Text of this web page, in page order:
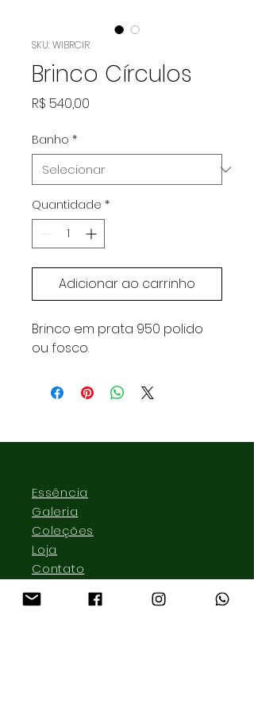
SKU: WIBRCIR
Brinco Círculos
R$ 540,00
Banho *
Quantidade *
Adicionar ao carrinho
Brinco em prata 950 polido
ou fosco.
Essência
Galeria
Coleções
Loja
Contato